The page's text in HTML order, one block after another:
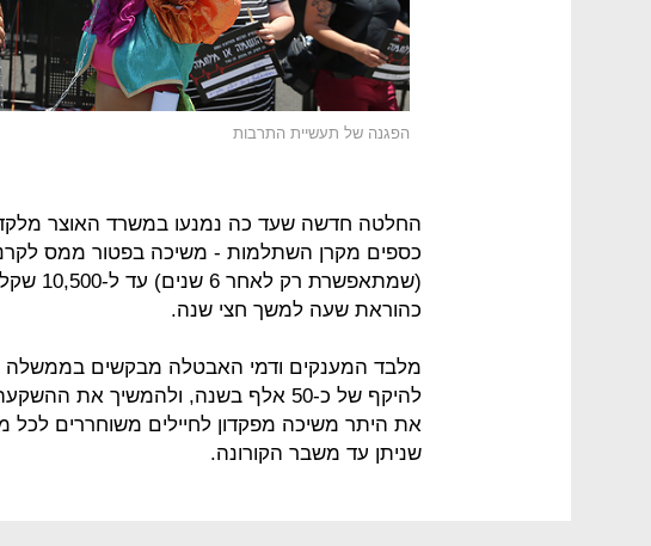
הפגנה של תעשיית התרבות
החלטה חדשה שעד כה נמנעו במשרד האוצר
כספים מקרן השתלמות - משיכה בפטור ממס
כהוראת שעה למשך חצי שנה.
מלבד המענקים ודמי האבטלה מבקשים בממשלה
להיקף של כ-50 אלף בשנה, ולהמשיך את
את היתר משיכה מפקדון לחיילים משוחררים לכל
שניתן עד משבר הקורונה.